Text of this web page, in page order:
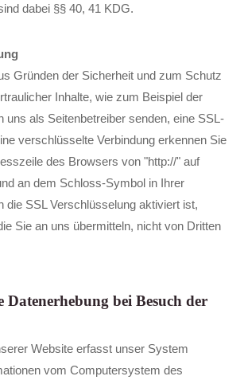
dabei §§ 40, 41 KDG.
Gründen der Sicherheit und zum Schutz
Inhalte, wie zum Beispiel der
uns als Seitenbetreiber senden, eine SSL-
verschlüsselte Verbindung erkennen Sie
des Browsers von "http://" auf
an dem Schloss-Symbol in Ihrer
die SSL Verschlüsselung aktiviert ist,
Sie an uns übermitteln, nicht von Dritten
Datenerhebung bei Besuch der
Website erfasst unser System
vom Computersystem des